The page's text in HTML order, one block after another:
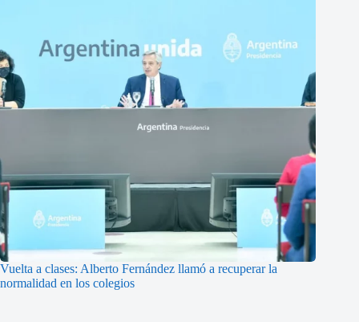
Vuelta a clases: Alberto Fernández llamó a recuperar la
normalidad en los colegios